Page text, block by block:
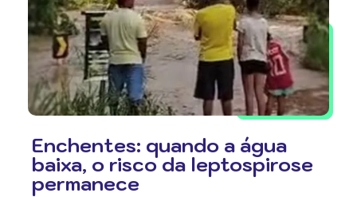
Enchentes: quando a água
baixa, o risco da leptospirose
permanece